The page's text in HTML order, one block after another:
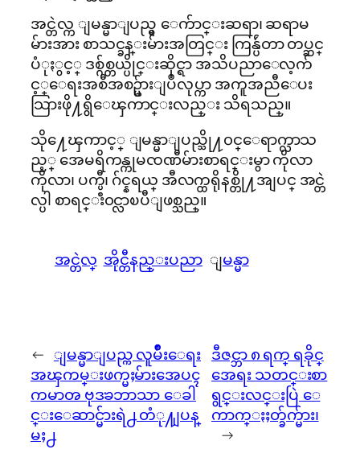
အင္တဲလ္က ျမန္မာျပည္မွ ေက်ာင္းဆရာ၊ ဆရာမ
မ်ားအား စာသင္ခန္းမ်ားအတြင္း ကြန္ပ်ဴတာ တပ္ဆင္
ပံုႏွင့္ ဒစ္ဂ်စ္တယ္ပိုင္းဆိုင္ရာ အသိပညာေလ့က်
င့္ေရးအစီအစဥ္မ်ားျပဳလုပ္ကာ အကူအညီေပး
သြားဖို႔ရွိေၾကာင္းလည္း သိရသည္။
သို႔ေၾကာင့္ ျမန္မာျပည္သို႔၀င္ေရာက္လာသ
ည့္ အေမရိကန္ကုမၸဏီမ်ားစာရင္းမွာ ကိုလာ
ကိုလာ၊ ပက္ပ္စီ၊ ဂ်င္နရယ္ အီလက္ထရိုနစ္တို႔အျပင္ အင္တဲ
လ္ပါ စာရင္း၀င္လာၿပီျဖစ္သည္။
အင္တဲလ္ အိုင္တီနည္းပညာ ျမန္မာ
← ျမန္မာျပည္က လူမ်ိဳးေရး
အၾကမ္းဖက္မႈမ်ားအေပၚ
ကမာၻ ဗုဒၶဘာသာ ေခါ
င္းေဆာင္မ်ားရဲ႕ တံု႔ျပန္
မႈ႕
ဒီဇင္ဘာ ၈ ရက္ ရခိုင္
အေရး သတင္းစာ
ရွင္းလင္းပြဲ ေ
ကာက္ႏႈတ္ခ်က္မ်ား၊
→